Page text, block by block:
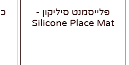
פלייסמנט סיליקון -
Silicone Place Mat